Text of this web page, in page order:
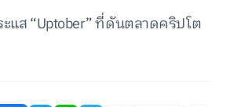
แส “Uptober” ที่ดันตลาดคริปโต